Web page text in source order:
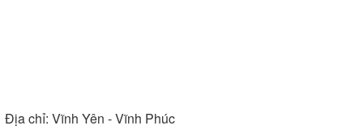
Địa chỉ: Vĩnh Yên - Vĩnh Phúc